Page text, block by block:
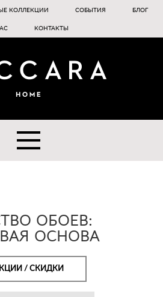
КОЛЛЕКЦИИ СОБЫТИЯ БЛОГ
КОНТАКТЫ
ОБОЕВ:
ОСНОВА
/ СКИДКИ